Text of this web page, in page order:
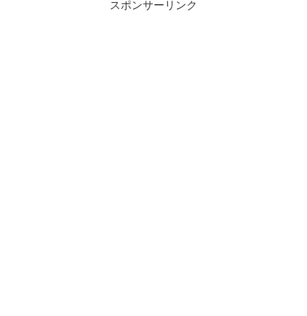
スポンサーリンク